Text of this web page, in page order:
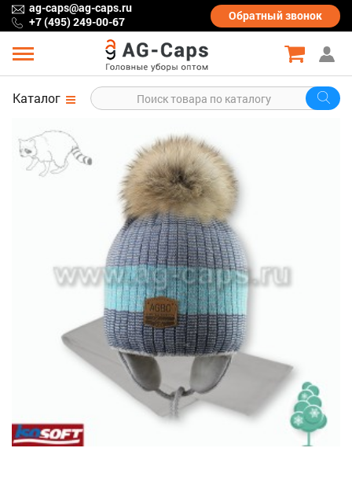
ag-caps@ag-caps.ru
+7 (495) 249-00-67
Обратныйзвонок
Каталог